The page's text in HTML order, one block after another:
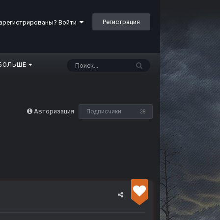
Войти Регистрация
Авторизация Подписчики 38